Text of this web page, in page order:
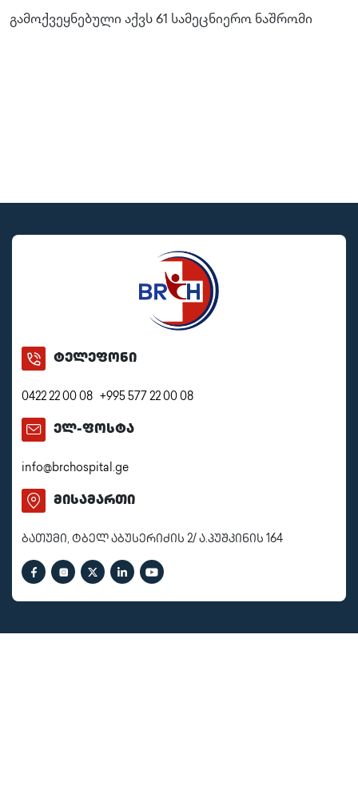
გამოქვეყნებული აქვს 61 სამეცნიერო ნაშრომი
ტელეფონი
0422 22 00 08 +995 577 22 00 08
ელ-ფოსტა
info@brchospital.ge
მისამართი
ბათუმი, ტბელ აბუსერიძის 2/ ა.პუშკინის 164